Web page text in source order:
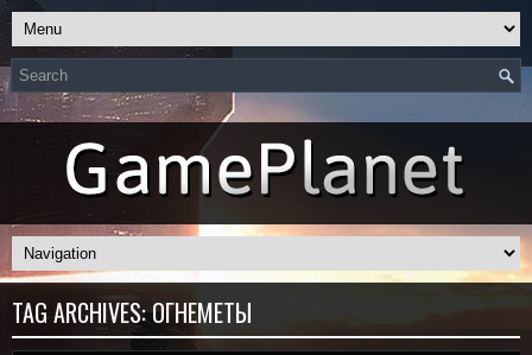
TAG ARCHIVES:ОГНЕМЁТЫ